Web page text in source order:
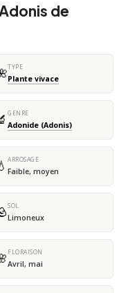
de
TYPE
Plante vivace
GENRE
Adonide (Adonis)
ARROSAGE
Faible, moyen
SOL
Limoneux
FLORAISON
Avril, mai